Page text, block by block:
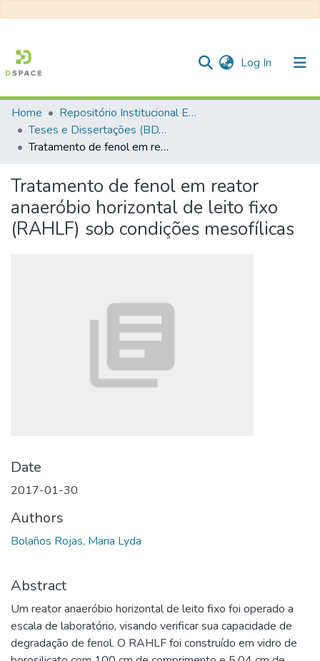
Log In (current)
Communities & Collections
All of DSpace
Statistics
Home
Repositório Institucional EESC
Teses e Dissertações (BDTD USP)
Tratamento de fenol em reator anaeróbio horizontal de leito fixo (RAHLF) sob condições mesofílicas
Tratamento de fenol em reator
anaeróbio horizontal de leito fixo
(RAHLF) sob condições mesofílicas
Date
2017-01-30
Authors
Bolaños Rojas, Maria Lyda
Abstract
Um reator anaeróbio horizontal de leito fixo foi operado a
escala de laboratório, visando verificar sua capacidade de
degradação de fenol. O RAHLF foi construído em vidro de